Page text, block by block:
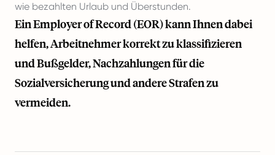
wie bezahlten Urlaub und Überstunden.
Ein Employer of Record (EOR) kann Ihnen dabei
helfen, Arbeitnehmer korrekt zu klassifizieren
und Bußgelder, Nachzahlungen für die
Sozialversicherung und andere Strafen zu
vermeiden.